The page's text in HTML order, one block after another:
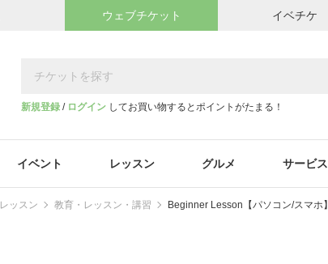
ウェブチケット イベチケ
新規登録 / ログイン してお買い物するとポイントがたまる！
イベント レッスン グルメ サービス
レッスン 教育・レッスン・講習 Beginner Lesson【パソコン/スマホ】